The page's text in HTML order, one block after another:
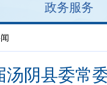
政务服务
汤阴县委常